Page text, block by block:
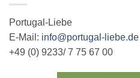
Portugal-Liebe
E-Mail: info@portugal-liebe.de
+49 (0) 9233/ 7 75 67 00